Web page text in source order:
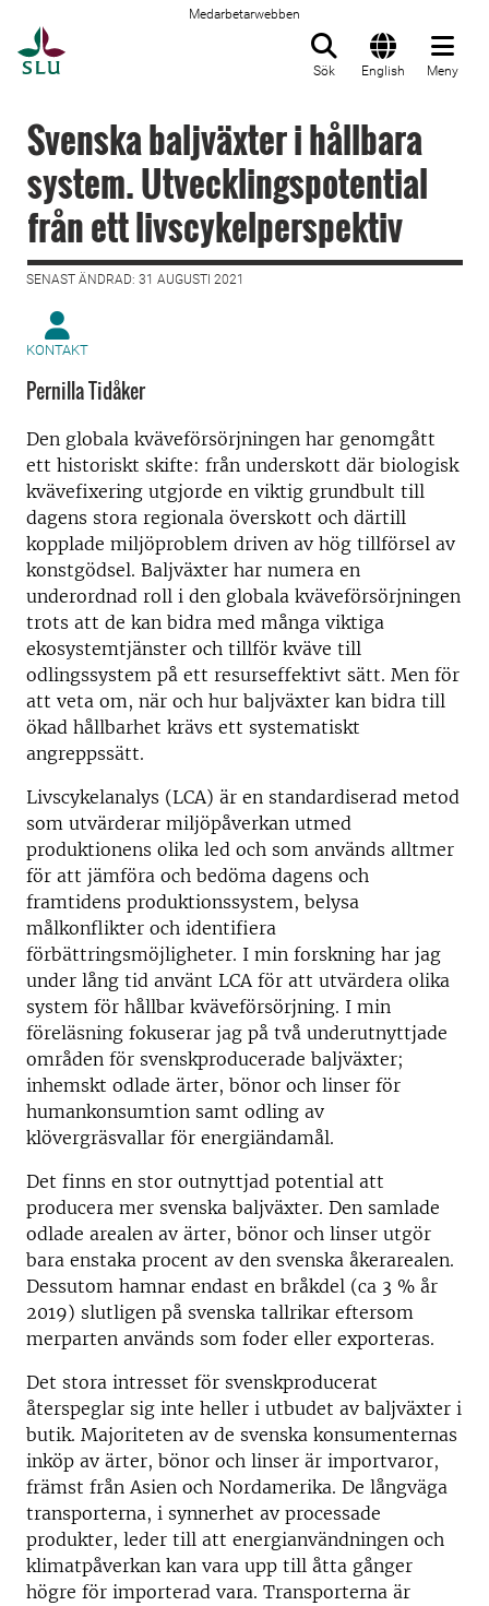
Medarbetarwebben
Sök English Meny
Svenska baljväxter i hållbara
system. Utvecklingspotential
från ett livscykelperspektiv
SENAST ÄNDRAD: 31 AUGUSTI 2021
KONTAKT
Pernilla Tidåker
Den globala kväveförsörjningen har genomgått
ett historiskt skifte: från underskott där biologisk
kvävefixering utgjorde en viktig grundbult till
dagens stora regionala överskott och därtill
kopplade miljöproblem driven av hög tillförsel av
konstgödsel. Baljväxter har numera en
underordnad roll i den globala kväveförsörjningen
trots att de kan bidra med många viktiga
ekosystemtjänster och tillför kväve till
odlingssystem på ett resurseffektivt sätt. Men för
att veta om, när och hur baljväxter kan bidra till
ökad hållbarhet krävs ett systematiskt
angreppssätt.
Livscykelanalys (LCA) är en standardiserad metod
som utvärderar miljöpåverkan utmed
produktionens olika led och som används alltmer
för att jämföra och bedöma dagens och
framtidens produktionssystem, belysa
målkonflikter och identifiera
förbättringsmöjligheter. I min forskning har jag
under lång tid använt LCA för att utvärdera olika
system för hållbar kväveförsörjning. I min
föreläsning fokuserar jag på två underutnyttjade
områden för svenskproducerade baljväxter;
inhemskt odlade ärter, bönor och linser för
humankonsumtion samt odling av
klövergräsvallar för energiändamål.
Det finns en stor outnyttjad potential att
producera mer svenska baljväxter. Den samlade
odlade arealen av ärter, bönor och linser utgör
bara enstaka procent av den svenska åkerarealen.
Dessutom hamnar endast en bråkdel (ca 3 % år
2019) slutligen på svenska tallrikar eftersom
merparten används som foder eller exporteras.
Det stora intresset för svenskproducerat
återspeglar sig inte heller i utbudet av baljväxter i
butik. Majoriteten av de svenska konsumenternas
inköp av ärter, bönor och linser är importvaror,
främst från Asien och Nordamerika. De långväga
transporterna, i synnerhet av processade
produkter, leder till att energianvändningen och
klimatpåverkan kan vara upp till åtta gånger
högre för importerad vara. Transporterna är